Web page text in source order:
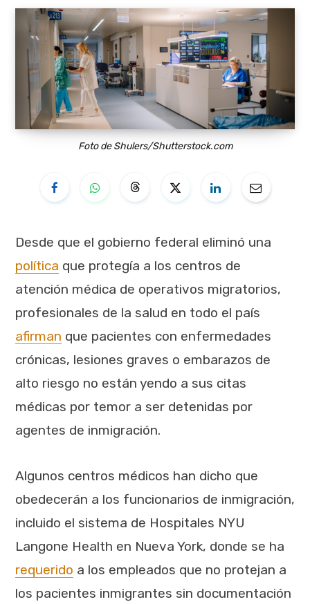
Foto de Shulers/Shutterstock.com
Desde que el gobierno federal eliminó una
política que protegía a los centros de
atención médica de operativos migratorios,
profesionales de la salud en todo el país
afirman que pacientes con enfermedades
crónicas, lesiones graves o embarazos de
alto riesgo no están yendo a sus citas
médicas por temor a ser detenidas por
agentes de inmigración.
Algunos centros médicos han dicho que
obedecerán a los funcionarios de inmigración,
incluido el sistema de Hospitales NYU
Langone Health en Nueva York, donde se ha
requerido a los empleados que no protejan a
los pacientes inmigrantes sin documentación